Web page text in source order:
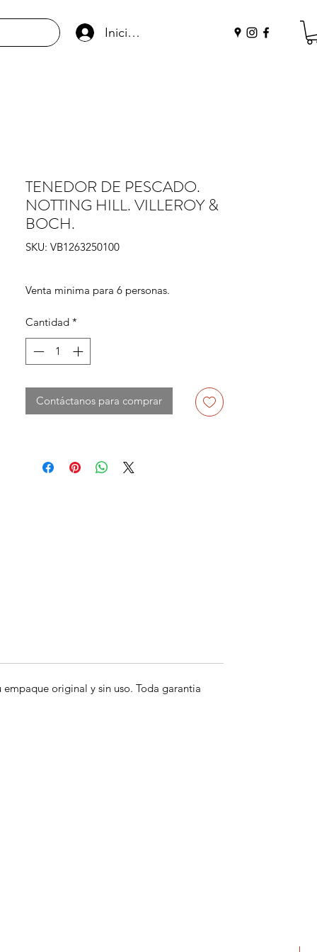
Iniciar sesión
TENEDOR DE PESCADO.
NOTTING HILL. VILLEROY &
BOCH.
SKU: VB1263250100
Venta minima para 6 personas.
Cantidad *
Contáctanos para comprar
original y sin uso. Toda garantia